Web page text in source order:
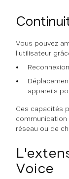
Vous pouvez
l'utilisateur
appareils
Ces capacités
réseau ou de
Voice